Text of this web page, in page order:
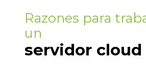
Razones para
un
servidor cloud